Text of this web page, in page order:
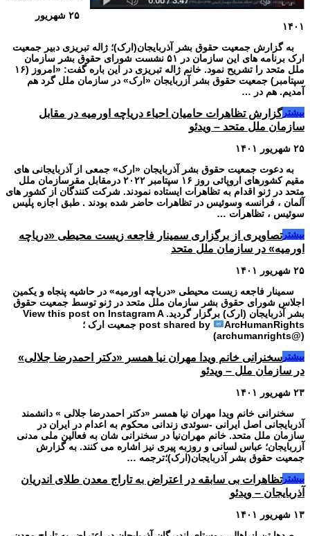
۲۵ شهریور
۱۴۰۱
به گزارش جمعیت حقوق بشر آذربایجان(ارک)؛ ژاله تبریزی دبیر جمعیت
ارک برنامه های این سازمان در ۵۱ نشست شورای حقوق بشر سازمان
ملل متحد را تشریح نمود. خانم ژاله تبریزی در این باره گفت: «امروز (۱۶
سپتامبر) جمعیت حقوق بشر آزربایجان «ارک» در سازمان ملل گرد هم
آمدیم. هم در …
بیشترگزارش تظاهرات حامیان احیاء دریاچه اورمیه در مقابل
سازمان ملل متحد – ویدئو
۲۵ شهریور ۱۴۰۱
به دعوت جمعیت حقوق بشر آذربایجان «ارک» جمعی از آذربایجانی های
مقیم کشورهای اروپائی روز ۱۶ سپتامبر ۲۰۲۲ درمقابل مقرسازمان ملل
متحد در ژنو اقدام به تظاهرات ایستاده نمودند. شرکت کنندگان از کشور های
آلمان ، فرانسه وسوئیس در تظاهرات حاضر شده بودند . طبق اجازه پلیس
سوئیس ، تظاهرات …
بیشترتصاویری از برگزاری سمینار فاجعه زیست محیطی «دریاچه
اورمیه» در سازمان ملل متحد
۲۵ شهریور ۱۴۰۱
سمینار فاجعه زیست محیطی «دریاچه اورمیه» در حاشیه پنجاه و یکمین
اجلاس شورای حقوق بشر سازمان ملل متحد در ژنو توسط جمعیت حقوق
بشر آذربایجان (ارک) برگزار گردید. View this post on Instagram A
post shared by ArcHumanRights جمعیت‌ ‌ارک ؛
(@archumanrights)
بیشتر سخنرانی خانم ویدا مهران نیا همسر «دکتر احمدرضا جلالی»
در سازمان ملل – ویدئو
۲۳ شهریور ۱۴۰۱
سخنرانی خانم ویدا مهران نیا همسر «دکتر احمدرضا جلالی » دانشمند
آذربایجانی اصل ایرانی -سوئدی زندانی محکوم به اعدام در ایران در
سازمان ملل متحد. خانم مهران‌نیا در سخنرانی شان به فعالین ملی مدنی
آزربایجان؛ عباس لسانی و‌ روزبه پیری نیز اشاره می کنند. به گزارش
جمعیت حقوق بشر آذربایجان(ارک)؛ترجمه …
بیشترتظاهرات بی سابقه در اعتراض به تاراج معدن طلای اندریان
آذربایجان – ویدئو
۱۳ شهریور ۱۴۰۱